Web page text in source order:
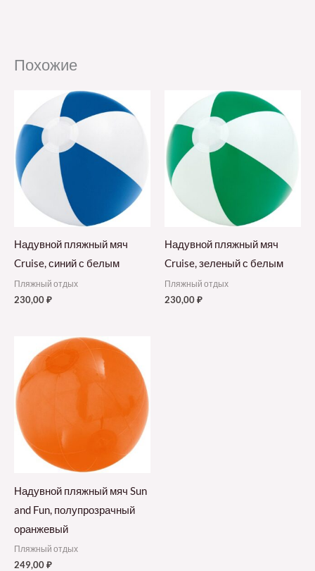
Похожие
Надувной пляжный мяч
Cruise, синий с белым
Пляжный отдых
230,00₽
Надувной пляжный мяч
Cruise, зеленый с белым
Пляжный отдых
230,00₽
Надувной пляжный мяч Sun
and Fun, полупрозрачный
оранжевый
Пляжный отдых
249,00₽